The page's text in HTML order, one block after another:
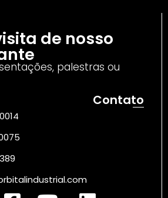
de nosso
palestras ou
Contato